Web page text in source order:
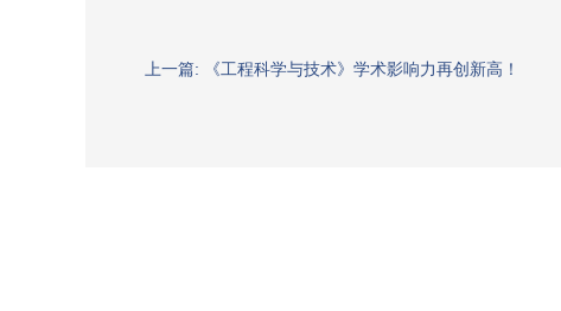
上一篇: 《工程科学与技术》学术影响力再创新高！